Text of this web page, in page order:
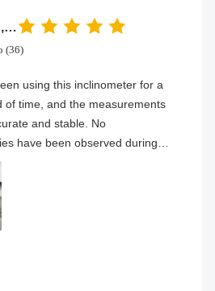
David Thompson, Senior Engineer
(36)
using this inclinometer for a
of time, and the measurements
and stable. No
have been observed during
and the overall
has proven to be very